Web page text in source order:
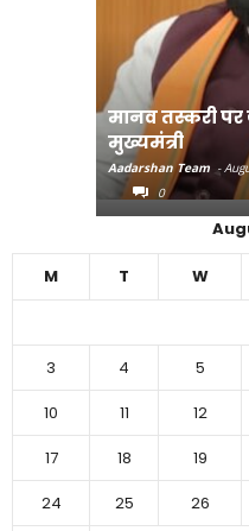
संत रविदास के
पहुंचाएंगे -
Aadarshan Team -
0
M T W
3
4 5
10
11 12
17
18 19
24
25 26